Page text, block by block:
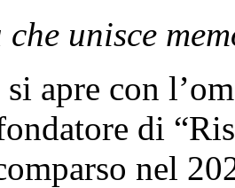
unisce
apre con
di
nel